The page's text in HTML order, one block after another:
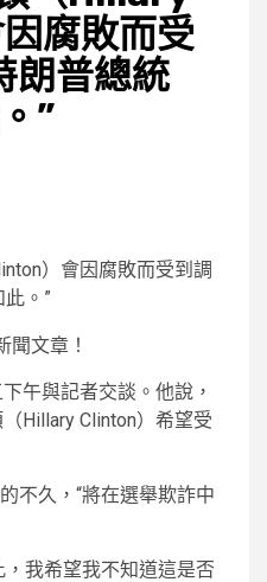
腐敗而受
朗普總統
”
聞文章！
午與記者交談。他說，
Hillary Clinton）希望受
不久，“將在選舉欺詐中
我希望我不知道這是否